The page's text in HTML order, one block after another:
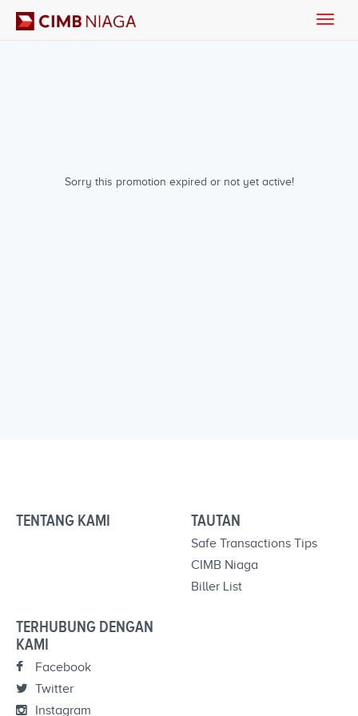
Sorry this promotion expired or not yet active!
Toggle
TENTANG KAMI TAUTAN
Safe Transactions Tips
CIMB Niaga
Biller List
TERHUBUNG DENGAN
KAMI
Facebook
Twitter
Instagram